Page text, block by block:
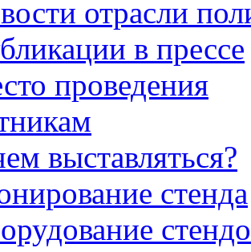
отрасли
в прессе
проведения
выставляться?
стенда